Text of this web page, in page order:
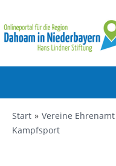
Start Vereine Ehrenamt
Kampfsport